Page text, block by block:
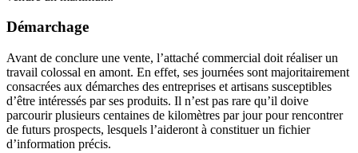
Démarchage
Avant de conclure une vente, l’attaché commercial doit réaliser un
travail colossal en amont. En effet, ses journées sont majoritairement
consacrées aux démarches des entreprises et artisans susceptibles
d’être intéressés par ses produits. Il n’est pas rare qu’il doive
parcourir plusieurs centaines de kilomètres par jour pour rencontrer
de futurs prospects, lesquels l’aideront à constituer un fichier
d’information précis.